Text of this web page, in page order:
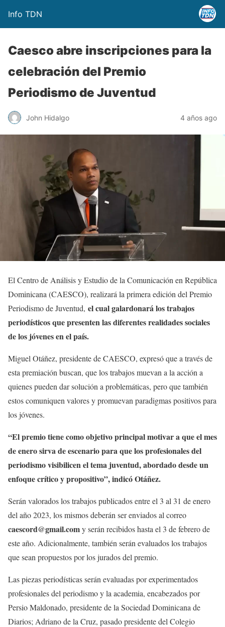
Info TDN
Caesco abre inscripciones para la
celebración del Premio
Periodismo de Juventud
John Hidalgo 4 años ago
El Centro de Análisis y Estudio de la Comunicación en República
Dominicana (CAESCO), realizará la primera edición del Premio
Periodismo de Juventud, el cual galardonará los trabajos
periodísticos que presenten las diferentes realidades sociales
de los jóvenes en el país.
Miguel Otáñez, presidente de CAESCO, expresó que a través de
esta premiación buscan, que los trabajos muevan a la acción a
quienes pueden dar solución a problemáticas, pero que también
estos comuniquen valores y promuevan paradigmas positivos para
los jóvenes.
“El premio tiene como objetivo principal motivar a que el mes
de enero sirva de escenario para que los profesionales del
periodismo visibilicen el tema juventud, abordado desde un
enfoque crítico y propositivo”, indicó Otáñez.
Serán valorados los trabajos publicados entre el 3 al 31 de enero
del año 2023, los mismos deberán ser enviados al correo
caescord@gmail.comy serán recibidos hasta el 3 de febrero de
este año. Adicionalmente, también serán evaluados los trabajos
que sean propuestos por los jurados del premio.
Las piezas periodísticas serán evaluadas por experimentados
profesionales del periodismo y la academia, encabezados por
Persio Maldonado, presidente de la Sociedad Dominicana de
Diarios; Adriano de la Cruz, pasado presidente del Colegio